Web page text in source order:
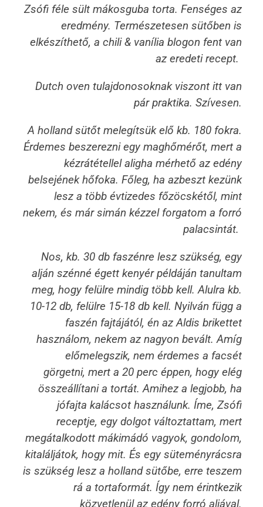
Zsófi féle sült mákosguba torta. Fenséges az
eredmény. Természetesen sütőben is
elkészíthető, a chili & vanília blogon fent van
az eredeti recept.
Dutch oven tulajdonosoknak viszont itt van
pár praktika. Szívesen.
A holland sütőt melegítsük elő kb. 180 fokra.
Érdemes beszerezni egy maghőmérőt, mert a
kézrátétellel aligha mérhető az edény
belsejének hőfoka. Főleg, ha azbeszt kezünk
lesz a több évtizedes főzöcskétől, mint
nekem, és már simán kézzel forgatom a forró
palacsintát.
Nos, kb. 30 db faszénre lesz szükség, egy
alján szénné égett kenyér példáján tanultam
meg, hogy felülre mindig több kell. Alulra kb.
10-12 db, felülre 15-18 db kell. Nyilván függ a
faszén fajtájától, én az Aldis brikettet
használom, nekem az nagyon bevált. Amíg
előmelegszik, nem érdemes a facsét
görgetni, mert a 20 perc éppen, hogy elég
összeállítani a tortát. Amihez a legjobb, ha
jófajta kalácsot használunk. Íme, Zsófi
receptje, egy dolgot változtattam, mert
megátalkodott mákimádó vagyok, gondolom,
kitaláljátok, hogy mit. És egy süteményrácsra
is szükség lesz a holland sütőbe, erre teszem
rá a tortaformát. Így nem érintkezik
közvetlenül az edény forró aljával.